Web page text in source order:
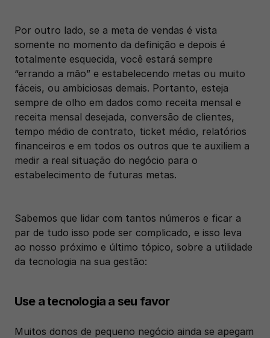
Por outro lado, se a meta de vendas é vista
somente no momento da definição e depois é
totalmente esquecida, você estará sempre
“errando a mão” e estabelecendo metas ou muito
fáceis, ou ambiciosas demais. Portanto, esteja
sempre de olho em dados como receita mensal e
receita mensal desejada, conversão de clientes,
tempo médio de contrato, ticket médio, relatórios
financeiros e em todos os outros que te auxiliem a
medir a real situação do negócio para o
estabelecimento de futuras metas.
Sabemos que lidar com tantos números e ficar a
par de tudo isso pode ser complicado, e isso leva
ao nosso próximo e último tópico, sobre a utilidade
da tecnologia na sua gestão:
Use a tecnologia a seu favor
Muitos donos de pequeno negócio ainda se apegam